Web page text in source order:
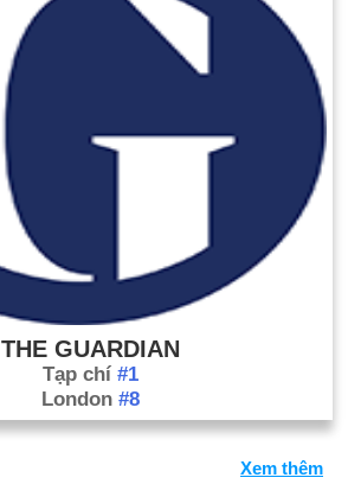
THE GUARDIAN
Tạp chí #1
London #8
Xem thêm